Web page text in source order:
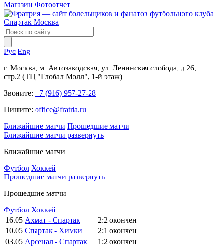
Магазин Фотоотчет
Рус Eng
г. Москва, м. Автозаводская, ул. Ленинская слобода, д.26,
стр.2 (ТЦ "Глобал Молл", 1-й этаж)
Звоните: +7 (916) 957-27-28
Пишите: office@fratria.ru
Ближайшие матчи Прошедшие матчи
Ближайшие матчи развернуть
Ближайшие матчи
Футбол Хоккей
Прошедшие матчи развернуть
Прошедшие матчи
Футбол Хоккей
16.05 Ахмат - Спартак 2:2 окончен
10.05 Спартак - Химки 2:1 окончен
03.05 Арсенал - Спартак 1:2 окончен